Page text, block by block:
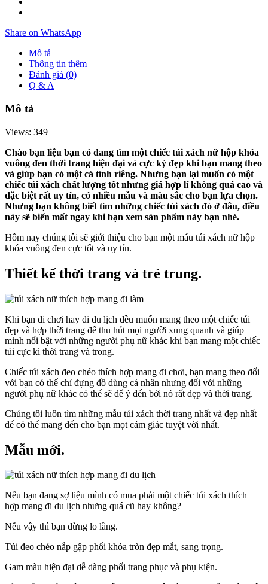
Share on WhatsApp
Mô tả
Thông tin thêm
Đánh giá (0)
Q & A
Mô tả
Views: 349
Chào bạn liệu bạn có đang tìm một chiếc túi xách nữ hộp khóa
vuông đen thời trang hiện đại và cực kỳ đẹp khi bạn mang theo
và giúp bạn có một cá tính riêng. Nhưng bạn lại muốn có một
chiếc túi xách chất lượng tốt nhưng giá hợp lí không quá cao và
đặc biệt rất uy tín, có nhiều mẫu và màu sắc cho bạn lựa chọn.
Nhưng bạn không biết tìm những chiếc túi xách đó ở đâu, điều
này sẽ biến mất ngay khi bạn xem sản phẩm này bạn nhé.
Hôm nay chúng tôi sẽ giới thiệu cho bạn một mẫu túi xách nữ hộp
khóa vuông đen cực tốt và uy tín.
Thiết kế thời trang và trẻ trung.
Khi bạn đi chơi hay đi du lịch đều muốn mang theo một chiếc túi
đẹp và hợp thời trang để thu hút mọi người xung quanh và giúp
mình nổi bật với những người phụ nữ khác khi bạn mang một chiếc
túi cực kì thời trang và trong.
Chiếc túi xách đeo chéo thích hợp mang đi chơi, bạn mang theo đối
với bạn có thể chỉ đựng đồ dùng cá nhân nhưng đối với những
người phụ nữ khác có thể sẽ để ý đến bởi nó rất đẹp và thời trang.
Chúng tôi luôn tìm những mẫu túi xách thời trang nhất và đẹp nhất
để có thể mang đến cho bạn mọt cảm giác tuyệt vời nhất.
Mẫu mới.
Nếu bạn đang sợ liệu mình có mua phải một chiếc túi xách thích
hợp mang đi du lịch nhưng quá cũ hay không?
Nếu vậy thì bạn đừng lo lắng.
Túi đeo chéo nắp gập phối khóa tròn đẹp mắt, sang trọng.
Gam màu hiện đại dễ dàng phối trang phục và phụ kiện.